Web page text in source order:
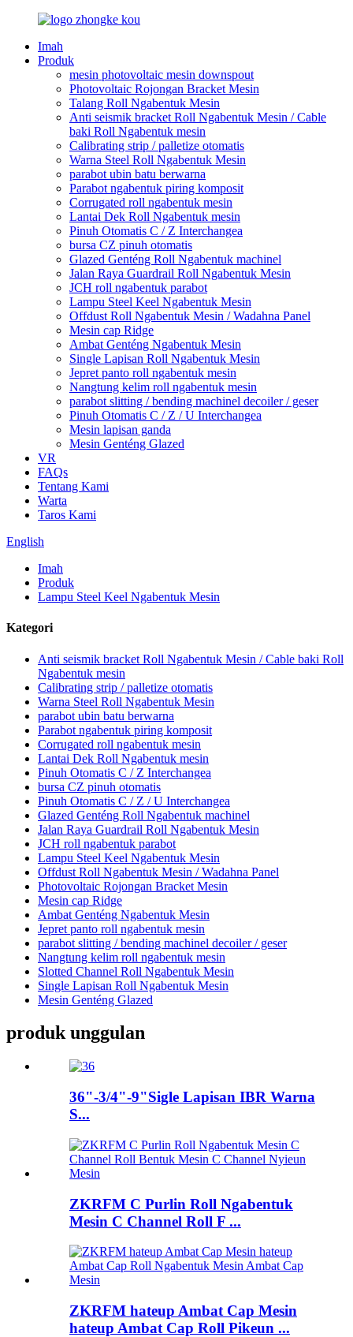
Imah
Produk
mesin photovoltaic mesin downspout
Photovoltaic Rojongan Bracket Mesin
Talang Roll Ngabentuk Mesin
Anti seismik bracket Roll Ngabentuk Mesin / Cable
baki Roll Ngabentuk mesin
Calibrating strip / palletize otomatis
Warna Steel Roll Ngabentuk Mesin
parabot ubin batu berwarna
Parabot ngabentuk piring komposit
Corrugated roll ngabentuk mesin
Lantai Dek Roll Ngabentuk mesin
Pinuh Otomatis C / Z Interchangea
bursa CZ pinuh otomatis
Glazed Genténg Roll Ngabentuk machinel
Jalan Raya Guardrail Roll Ngabentuk Mesin
JCH roll ngabentuk parabot
Lampu Steel Keel Ngabentuk Mesin
Offdust Roll Ngabentuk Mesin / Wadahna Panel
Mesin cap Ridge
Ambat Genténg Ngabentuk Mesin
Single Lapisan Roll Ngabentuk Mesin
Jepret panto roll ngabentuk mesin
Nangtung kelim roll ngabentuk mesin
parabot slitting / bending machinel decoiler / geser
Pinuh Otomatis C / Z / U Interchangea
Mesin lapisan ganda
Mesin Genténg Glazed
VR
FAQs
Tentang Kami
Warta
Taros Kami
English
Imah
Produk
Lampu Steel Keel Ngabentuk Mesin
Kategori
Anti seismik bracket Roll Ngabentuk Mesin / Cable baki Roll
Ngabentuk mesin
Calibrating strip / palletize otomatis
Warna Steel Roll Ngabentuk Mesin
parabot ubin batu berwarna
Parabot ngabentuk piring komposit
Corrugated roll ngabentuk mesin
Lantai Dek Roll Ngabentuk mesin
Pinuh Otomatis C / Z Interchangea
bursa CZ pinuh otomatis
Pinuh Otomatis C / Z / U Interchangea
Glazed Genténg Roll Ngabentuk machinel
Jalan Raya Guardrail Roll Ngabentuk Mesin
JCH roll ngabentuk parabot
Lampu Steel Keel Ngabentuk Mesin
Offdust Roll Ngabentuk Mesin / Wadahna Panel
Photovoltaic Rojongan Bracket Mesin
Mesin cap Ridge
Ambat Genténg Ngabentuk Mesin
Jepret panto roll ngabentuk mesin
parabot slitting / bending machinel decoiler / geser
Nangtung kelim roll ngabentuk mesin
Slotted Channel Roll Ngabentuk Mesin
Single Lapisan Roll Ngabentuk Mesin
Mesin Genténg Glazed
produk unggulan
36"-3/4"-9"Sigle Lapisan IBR Warna
S...
ZKRFM C Purlin Roll Ngabentuk
Mesin C Channel Roll F ...
ZKRFM hateup Ambat Cap Mesin
hateup Ambat Cap Roll Pikeun ...